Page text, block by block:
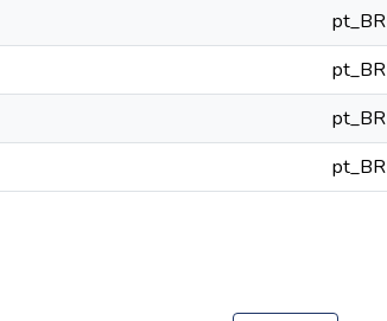
pt_BR
pt_BR
pt_BR
pt_BR